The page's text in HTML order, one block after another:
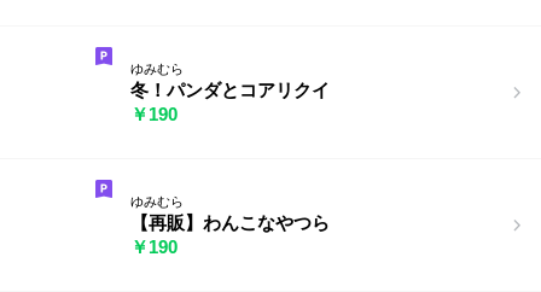
ゆみむら
冬！パンダとコアリクイ
￥190
ゆみむら
【再販】わんこなやつら
￥190